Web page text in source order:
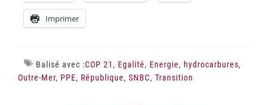
Imprimer
Balisé avec :COP 21, Egalité, Energie, hydrocarbures,
Outre-Mer, PPE, République, SNBC, Transition